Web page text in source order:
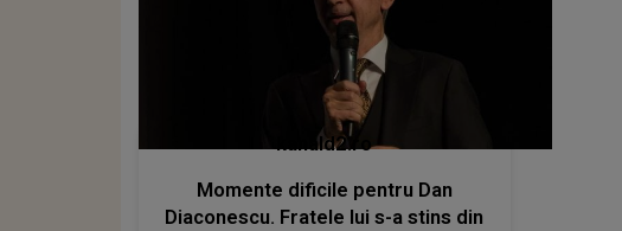
kanald2.ro
Momente dificile pentru Dan
Diaconescu. Fratele lui s-a stins din